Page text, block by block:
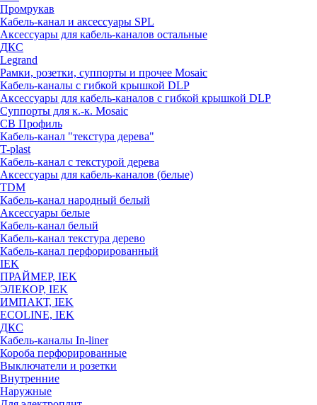
Промрукав
Кабель-канал и аксессуары SPL
Аксессуары для кабель-каналов остальные
ДКС
Legrand
Рамки, розетки, суппорты и прочее Mosaic
Кабель-каналы с гибкой крышкой DLP
Аксессуары для кабель-каналов с гибкой крышкой DLP
Суппорты для к.-к. Mosaic
СВ Профиль
Кабель-канал "текстура дерева"
T-plast
Кабель-канал с текстурой дерева
Аксессуары для кабель-каналов (белые)
TDM
Кабель-канал народный белый
Аксессуары белые
Кабель-канал белый
Кабель-канал текстура дерево
Кабель-канал перфорированный
IEK
ПРАЙМЕР, IEK
ЭЛЕКОР, IEK
ИМПАКТ, IEK
ECOLINE, IEK
ДКС
Кабель-каналы In-liner
Короба перфорированные
Выключатели и розетки
Внутренние
Наружные